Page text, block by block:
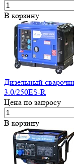
В корзину
Дизельный
3.0/250ES-R
Цена по запросу
В корзину